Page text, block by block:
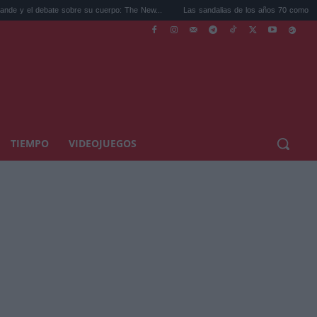
sobre su cuerpo: The New... Las sandalias de los años 70 como tendencia:
TIEMPO VIDEOJUEGOS